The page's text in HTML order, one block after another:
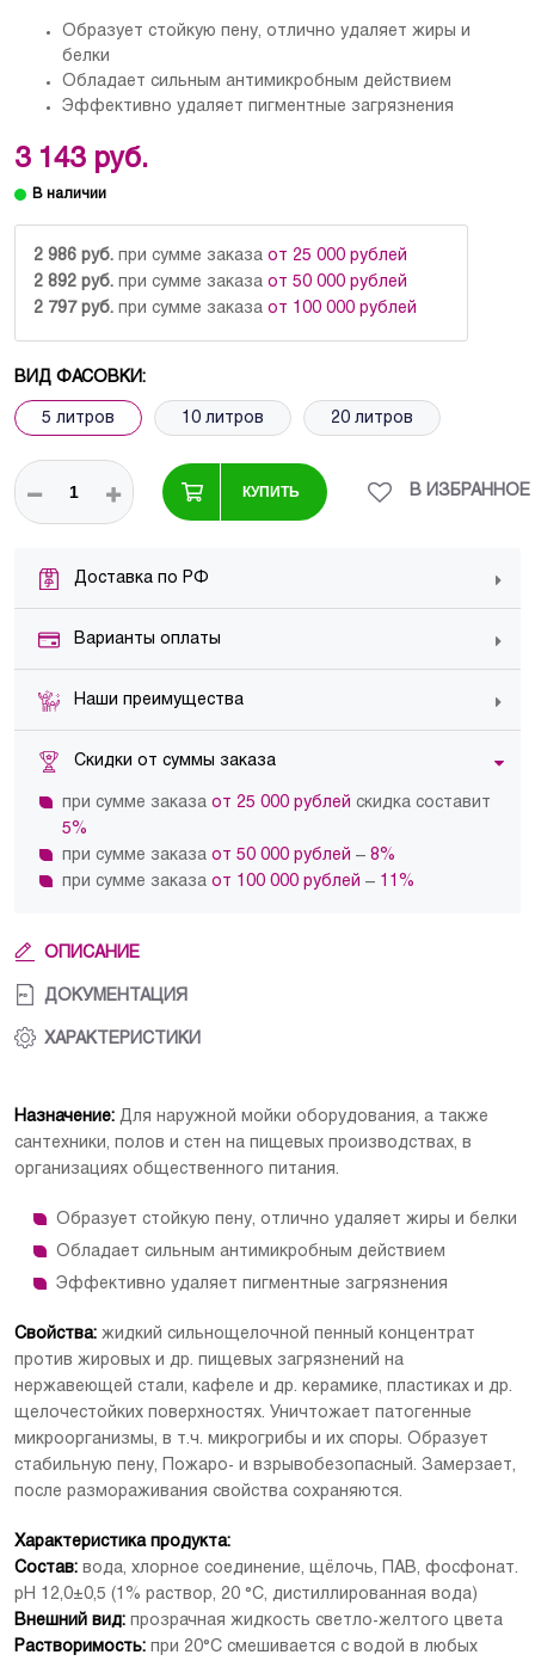
Образует стойкую пену, отлично удаляет жиры и
белки
Обладает сильным антимикробным действием
Эффективно удаляет пигментные загрязнения
3 143 руб.
2 986 руб. при сумме заказа от 25 000 рублей
2 892 руб. при сумме заказа от 50 000 рублей
2 797 руб. при сумме заказа от 100 000 рублей
ВИД ФАСОВКИ:
5 литров 10 литров 20 литров
КУПИТЬ
Доставка по РФ
Варианты оплаты
Наши преимущества
Скидки от суммы заказа
при сумме заказа от 25 000 рублей скидка составит
5%
при сумме заказа от 50 000 рублей – 8%
при сумме заказа от 100 000 рублей – 11%
ОПИСАНИЕ
ДОКУМЕНТАЦИЯ
ХАРАКТЕРИСТИКИ
Назначение: Для наружной мойки оборудования, а также
сантехники, полов и стен на пищевых производствах, в
организациях общественного питания.
Образует стойкую пену, отлично удаляет жиры и белки
Обладает сильным антимикробным действием
Эффективно удаляет пигментные загрязнения
Свойства: жидкий сильнощелочной пенный концентрат
против жировых и др. пищевых загрязнений на
нержавеющей стали, кафеле и др. керамике, пластиках и др.
щелочестойких поверхностях. Уничтожает патогенные
микроорганизмы, в т.ч. микрогрибы и их споры. Образует
стабильную пену, Пожаро- и взрывобезопасный. Замерзает,
после размораживания свойства сохраняются.
Характеристика продукта:
Состав: вода, хлорное соединение, щёлочь, ПАВ, фосфонат.
рН 12,0±0,5 (1% раствор, 20 °С, дистиллированная вода)
Внешний вид: прозрачная жидкость светло-желтого цвета
Растворимость: при 20°С смешивается с водой в любых
Производитель ООО Сателлит
Вес (кг) 5.2